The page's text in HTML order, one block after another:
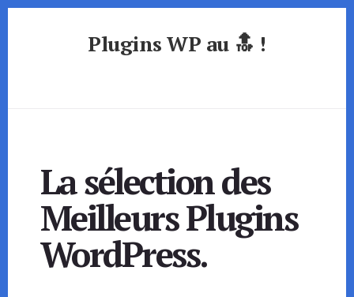
Plugins WP au 🔝
WordPress
La sélection des
Meilleurs Plugins
WordPress.